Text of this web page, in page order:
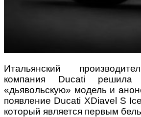
Итальянский
компания Ducati решила
«дьявольскую» модель и
появление Ducati XDiavel S
который является первым